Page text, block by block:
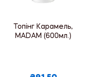
Топінг Карамель,
MADAM (600мл.)